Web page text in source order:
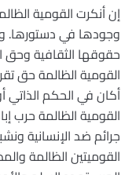
إن أنكرت القومية
وجودها في دستورها.
حقوقها الثقافية وحق
القومية الظالمة حق
أكان في الحكم الذاتي
القومية الظالمة حرب
جرائم ضد الإنسانية
القوميتين الظالمة